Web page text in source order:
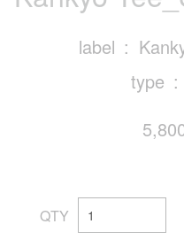
label
type
QTY